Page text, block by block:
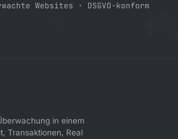
Websites · DSGVO-konform
in einem
Transaktionen, Real